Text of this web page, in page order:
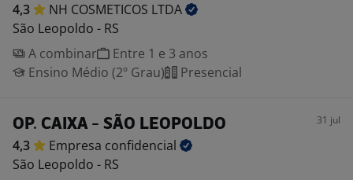
4,3 NH COSMETICOS LTDA
São Leopoldo - RS
A combinar
Entre 1 e 3 anos
Ensino Médio (2º Grau)
Presencial
OP. CAIXA - SÃO LEOPOLDO 31 jul
4,3 Empresa confidencial
São Leopoldo - RS